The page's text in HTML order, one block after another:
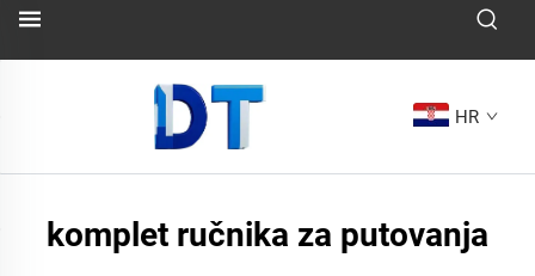
HR
komplet ručnika za putovanja